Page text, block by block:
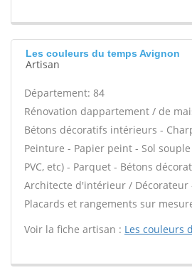
Les couleurs du temps Avignon
Artisan
Département: 84
Rénovation dappartement / de
Bétons décoratifs intérieurs -
Peinture - Papier peint - Sol
PVC, etc) - Parquet - Bétons
Architecte d'intérieur / Décorateur
Placards et rangements sur
Voir la fiche artisan : Les couleurs